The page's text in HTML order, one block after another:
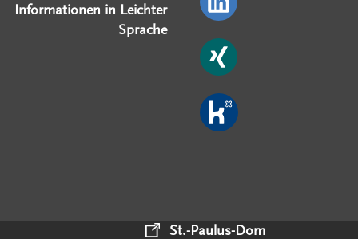
Informationen in Leichter
Sprache
St.-Paulus-Dom